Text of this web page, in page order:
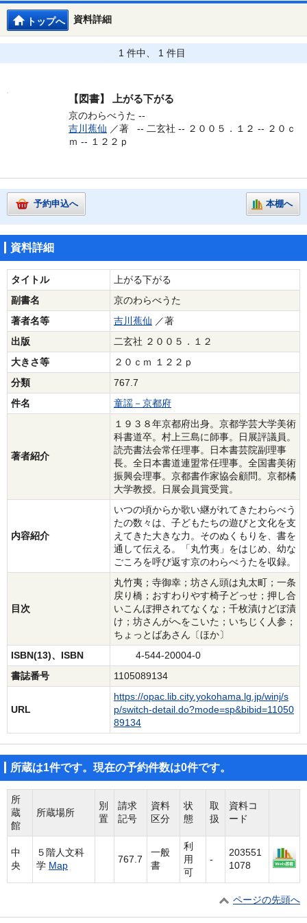
資料詳細
トップへ
1 件中、 1 件目
【図書】 上がる下がる
京のわらべうた --
吉川蕉仙 ／著 -- 二玄社 -- ２００５．１２ -- ２０ｃ
ｍ -- １２２ｐ
予約申込へ 本棚へ
資料詳細
タイトル
上がる下がる
副書名
京のわらべうた
著者名等
吉川蕉仙 ／著
出版
二玄社 ２００５．１２
大きさ等
２０ｃｍ １２２ｐ
分類
767.7
件名
童謡－京都府
著者紹介
１９３８年京都府出身。京都学芸大学美術
科書道卒。村上三島に師事。日展評議員。
読売書法会常任理事。日本書芸院副理事
長。全日本書道連盟常任理事。全国書美術
振興会理事。京都書作家協会顧問。京都橘
大学教授。日展会員賞受賞。
内容紹介
いつの頃からか歌い継がれてきたわらべう
たの数々は、子どもたちの遊びと文化を支
えてきた大きな力。そのぬくもりを、書を
通して伝える。「丸竹夷」をはじめ、幼な
ごころを呼び返す京のわらべうたを収録。
目次
丸竹夷；寺御幸；坊さん頭は丸太町；一条
戻り橋；おすわりやす椅子どっせ；押し合
いこんぼ押されてなくな；千枚漬けどぼ漬
け；坊さんがへをこいた；いちじく人参；
ちょっとばあさん〔ほか〕
ISBN(13)、ISBN
4-544-20004-0
書誌番号
1105089134
URL
https://opac.lib.city.yokohama.lg.jp/winj/s
p/switch-detail.do?mode=sp&bibid=11050
89134
所蔵は1件です。現在の予約件数は0件です。
所
蔵
館
所蔵場所
別
置
請求
記号
資料
区分
状
態
取
扱
資料コ
ード
中
央
５階人文科
学 Map
767.7
一般
書
利
用
可
-
203551
1078
ページの先頭へ